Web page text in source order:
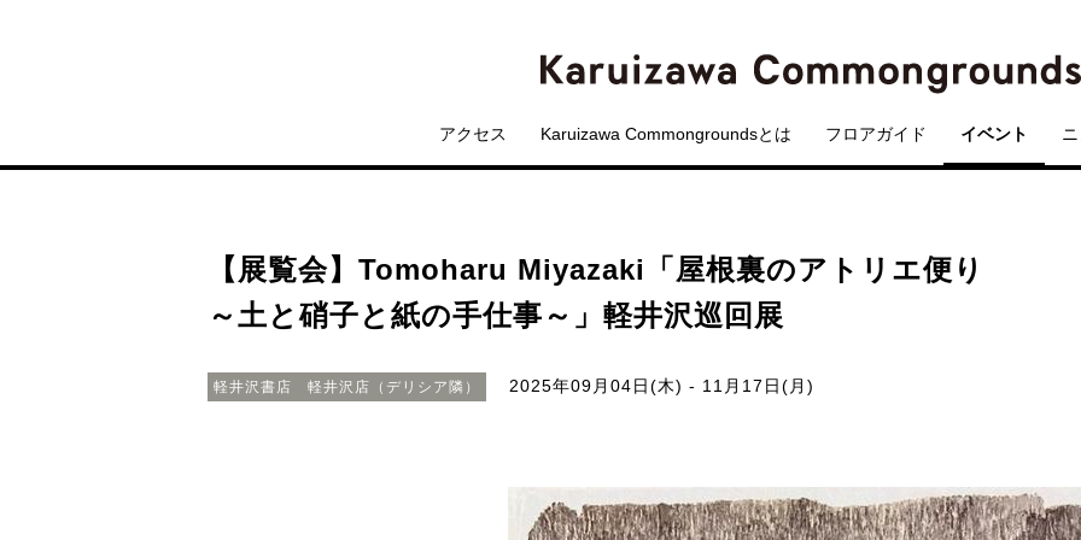
アクセス Karuizawa Commongroundsとは フロアガイド イベント
【展覧会】Tomoharu Miyazaki「屋根裏のアトリエ便り
～土と硝子と紙の手仕事～」軽井沢巡回展
軽井沢書店 軽井沢店（デリシア隣） 2025年09月04日(木) - 11月17日(月)